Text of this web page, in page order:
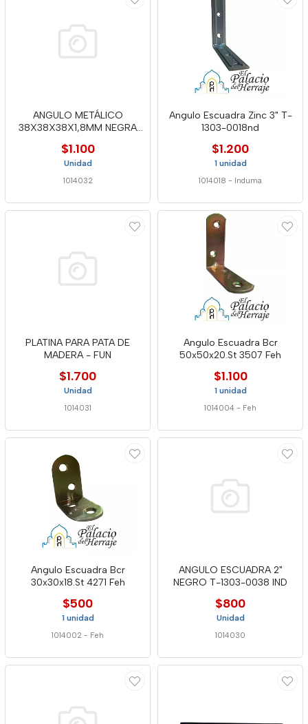
ANGULO METÁLICO
38X38X38X1,8MM NEGRA
$1.100
Unidad
1014032
Angulo Escuadra Zinc 3" T-
1303-0018nd
$1.200
1 unidad
1014018 - Induma
PLATINA PARA PATA DE
MADERA - FUN
$1.700
Unidad
1014031
Angulo Escuadra Bcr
50x50x20.St 3507 Feh
$1.100
1 unidad
1014004 - Feh
Angulo Escuadra Bcr
30x30x18.St 4271 Feh
$500
1 unidad
1014002 - Feh
ANGULO ESCUADRA 2"
NEGRO T-1303-0038 IND
$800
Unidad
1014030